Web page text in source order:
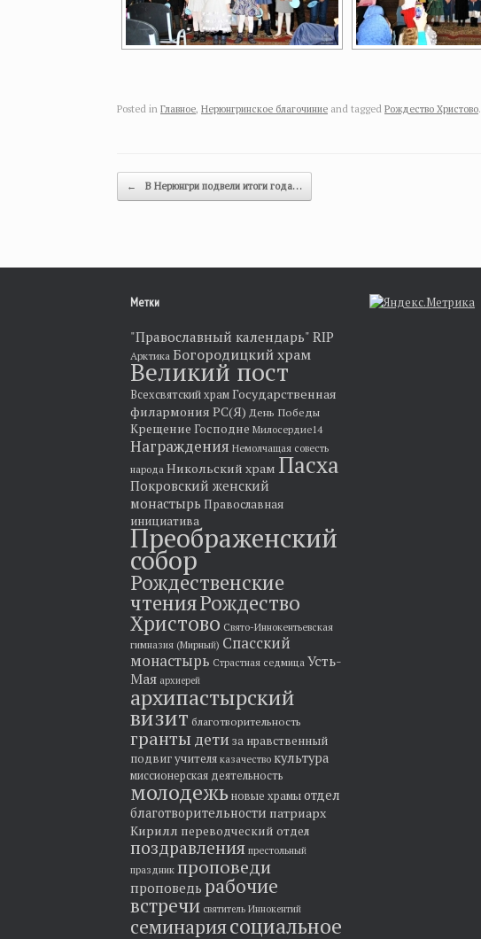
Posted in Главное, Нерюнгринское благочиние and tagged Рождество Христово.
Post navigation
← В Нерюнгри подвели итоги года…
Метки
"Православный календарь" RIP
Арктика Богородицкий храм
Великий пост
Всехсвятский храмГосударственная
филармония РС(Я) День Победы
Крещение Господне Милосердие14
Награждения Немолчащая совесть
народа Никольский храм Пасха
Покровский женский
монастырь Православная
инициатива
Преображенский
собор
Рождественские
чтенияРождество
Христово Свято-Иннокентьевская
гимназия (Мирный) Спасский
монастырь Страстная седмица Усть-
Мая архиерей
архипастырский
визит благотворительность
гранты дети за нравственный
подвиг учителя казачество культура
миссионерская деятельность
молодежьновые храмыотдел
благотворительности патриарх
Кирилл переводческий отдел
поздравления престольный
праздник проповеди
проповедь рабочие
встречи святитель Иннокентий
семинариясоциальное